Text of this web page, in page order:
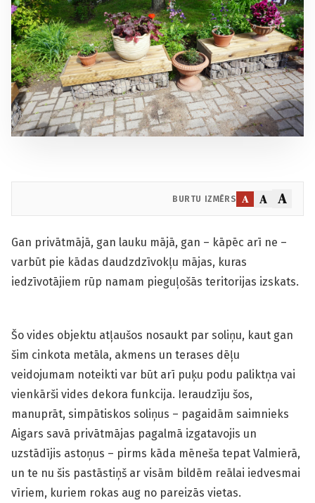
BURTU IZMĒRS A A A
Gan privātmājā, gan lauku mājā, gan – kāpēc arī ne –
varbūt pie kādas daudzdzīvokļu mājas, kuras
iedzīvotājiem rūp namam pieguļošās teritorijas izskats.
Šo vides objektu atļaušos nosaukt par soliņu, kaut gan
šim cinkota metāla, akmens un terases dēļu
veidojumam noteikti var būt arī puķu podu paliktņa vai
vienkārši vides dekora funkcija. Ieraudzīju šos,
manuprāt, simpātiskos soliņus – pagaidām saimnieks
Aigars savā privātmājas pagalmā izgatavojis un
uzstādījis astoņus – pirms kāda mēneša tepat Valmierā,
un te nu šis pastāstiņš ar visām bildēm reālai iedvesmai
vīriem, kuriem rokas aug no pareizās vietas.